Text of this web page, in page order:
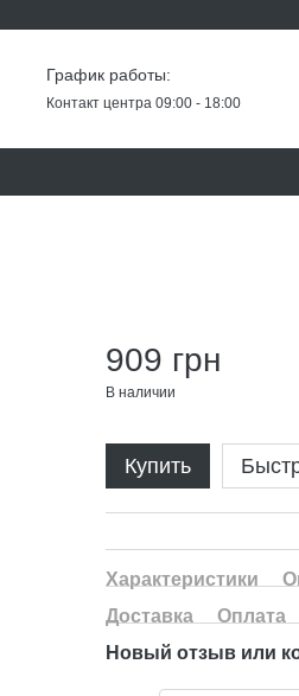
График работы:
Контакт центра 09:00 - 18:00
909 грн
В наличии
Купить
Характеристики
Доставка
Оплата
Новый отзыв или